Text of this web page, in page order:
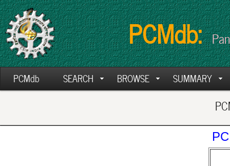
PCMdb:
PCMdb SEARCH BROWSE SUMMARY